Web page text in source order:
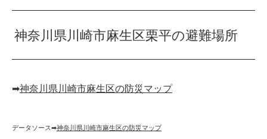
神奈川県川崎市麻生区栗平の避難場所
➡︎神奈川県川崎市麻生区の防災マップ
データソース➡︎神奈川県川崎市麻生区の防災マップ